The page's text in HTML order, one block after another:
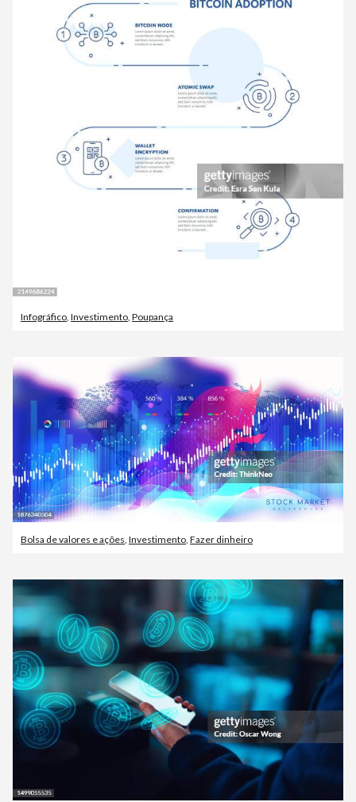
Infográfico, Investimento, Poupança
Bolsa de valores e ações, Investimento, Fazer dinheiro